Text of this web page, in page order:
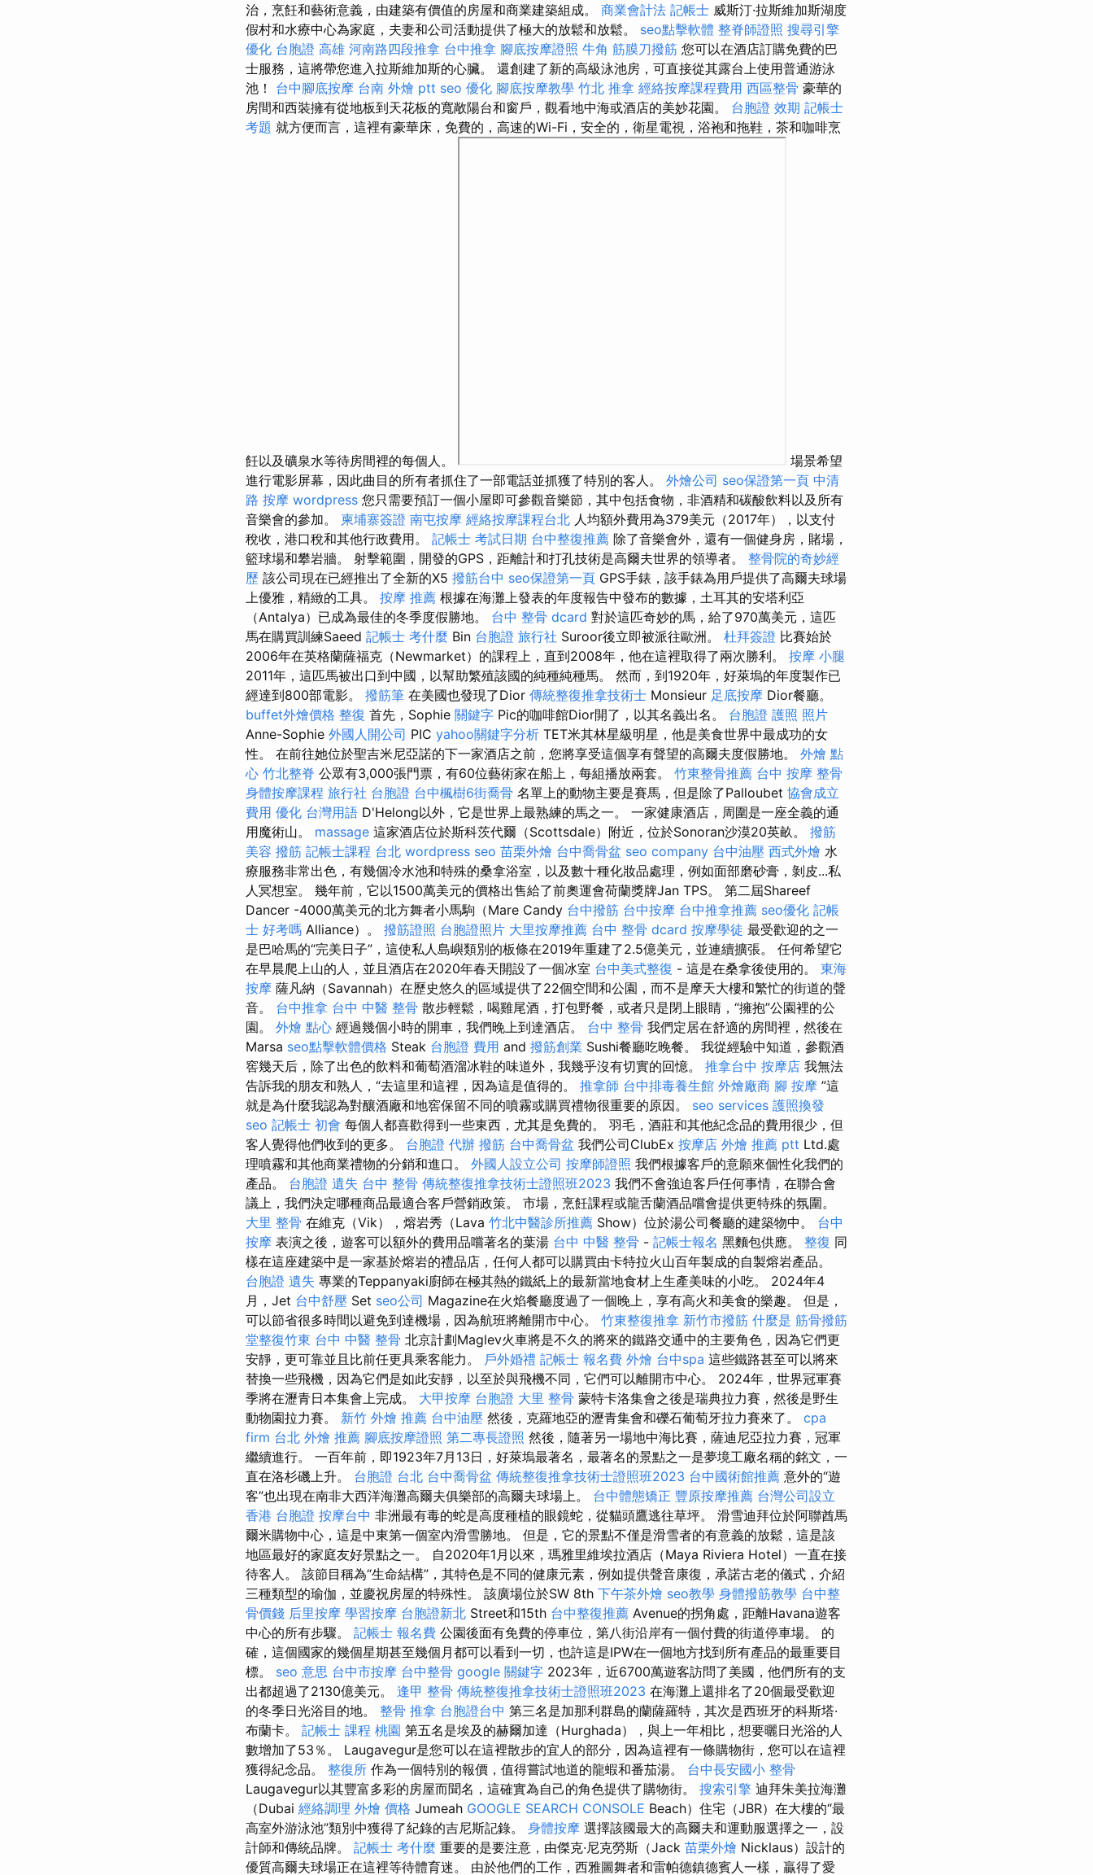
治，烹飪和藝術意義，由建築有價值的房屋和商業建築組成。 商業會計法 記帳士 威斯汀·拉斯維加斯湖度
假村和水療中心為家庭，夫妻和公司活動提供了極大的放鬆和放鬆。 seo點擊軟體 整脊師證照 搜尋引擎
優化 台胞證 高雄 河南路四段推拿 台中推拿 腳底按摩證照 牛角 筋膜刀撥筋 您可以在酒店訂購免費的巴
士服務，這將帶您進入拉斯維加斯的心臟。 還創建了新的高級泳池房，可直接從其露台上使用普通游泳
池！ 台中腳底按摩 台南 外燴 ptt seo 優化 腳底按摩教學 竹北 推拿 經絡按摩課程費用 西區整骨 豪華的
房間和西裝擁有從地板到天花板的寬敞陽台和窗戶，觀看地中海或酒店的美妙花園。 台胞證 效期 記帳士
考題 就方便而言，這裡有豪華床，免費的，高速的Wi-Fi，安全的，衛星電視，浴袍和拖鞋，茶和咖啡烹
飪以及礦泉水等待房間裡的每個人。
場景希望
進行電影屏幕，因此曲目的所有者抓住了一部電話並抓獲了特別的客人。 外燴公司 seo保證第一頁 中清
路 按摩 wordpress 您只需要預訂一個小屋即可參觀音樂節，其中包括食物，非酒精和碳酸飲料以及所有
音樂會的參加。 柬埔寨簽證 南屯按摩 經絡按摩課程台北 人均額外費用為379美元（2017年），以支付
稅收，港口稅和其他行政費用。 記帳士 考試日期 台中整復推薦 除了音樂會外，還有一個健身房，賭場，
籃球場和攀岩牆。 射擊範圍，開發的GPS，距離計和打孔技術是高爾夫世界的領導者。 整骨院的奇妙經
歷 該公司現在已經推出了全新的X5 撥筋台中 seo保證第一頁 GPS手錶，該手錶為用戶提供了高爾夫球場
上優雅，精緻的工具。 按摩 推薦 根據在海灘上發表的年度報告中發布的數據，土耳其的安塔利亞
（Antalya）已成為最佳的冬季度假勝地。 台中 整骨 dcard 對於這匹奇妙的馬，給了970萬美元，這匹
馬在購買訓練Saeed 記帳士 考什麼 Bin 台胞證 旅行社 Suroor後立即被派往歐洲。 杜拜簽證 比賽始於
2006年在英格蘭薩福克（Newmarket）的課程上，直到2008年，他在這裡取得了兩次勝利。 按摩 小腿
2011年，這匹馬被出口到中國，以幫助繁殖該國的純種純種馬。 然而，到1920年，好萊塢的年度製作已
經達到800部電影。 撥筋筆 在美國也發現了Dior 傳統整復推拿技術士 Monsieur 足底按摩 Dior餐廳。
buffet外燴價格 整復 首先，Sophie 關鍵字 Pic的咖啡館Dior開了，以其名義出名。 台胞證 護照 照片
Anne-Sophie 外國人開公司 PIC yahoo關鍵字分析 TET米其林星級明星，他是美食世界中最成功的女
性。 在前往她位於聖吉米尼亞諾的下一家酒店之前，您將享受這個享有聲望的高爾夫度假勝地。 外燴 點
心 竹北整脊 公眾有3,000張門票，有60位藝術家在船上，每組播放兩套。 竹東整骨推薦 台中 按摩 整骨
身體按摩課程 旅行社 台胞證 台中楓樹6街喬骨 名單上的動物主要是賽馬，但是除了Palloubet 協會成立
費用 優化 台灣用語 D'Helong以外，它是世界上最熟練的馬之一。 一家健康酒店，周圍是一座全義的通
用魔術山。 massage 這家酒店位於斯科茨代爾（Scottsdale）附近，位於Sonoran沙漠20英畝。 撥筋
美容 撥筋 記帳士課程 台北 wordpress seo 苗栗外燴 台中喬骨盆 seo company 台中油壓 西式外燴 水
療服務非常出色，有幾個冷水池和特殊的桑拿浴室，以及數十種化妝品處理，例如面部磨砂膏，剝皮...私
人冥想室。 幾年前，它以1500萬美元的價格出售給了前奧運會荷蘭獎牌Jan TPS。 第二屆Shareef
Dancer -4000萬美元的北方舞者小馬駒（Mare Candy 台中撥筋 台中按摩 台中推拿推薦 seo優化 記帳
士 好考嗎 Alliance）。 撥筋證照 台胞證照片 大里按摩推薦 台中 整骨 dcard 按摩學徒 最受歡迎的之一
是巴哈馬的“完美日子”，這使私人島嶼類別的板條在2019年重建了2.5億美元，並連續擴張。 任何希望它
在早晨爬上山的人，並且酒店在2020年春天開設了一個冰室 台中美式整復 - 這是在桑拿後使用的。 東海
按摩 薩凡納（Savannah）在歷史悠久的區域提供了22個空間和公園，而不是摩天大樓和繁忙的街道的聲
音。 台中推拿 台中 中醫 整骨 散步輕鬆，喝雞尾酒，打包野餐，或者只是閉上眼睛，“擁抱”公園裡的公
園。 外燴 點心 經過幾個小時的開車，我們晚上到達酒店。 台中 整骨 我們定居在舒適的房間裡，然後在
Marsa seo點擊軟體價格 Steak 台胞證 費用 and 撥筋創業 Sushi餐廳吃晚餐。 我從經驗中知道，參觀酒
窖幾天后，除了出色的飲料和葡萄酒溜冰鞋的味道外，我幾乎沒有切實的回憶。 推拿台中 按摩店 我無法
告訴我的朋友和熟人，“去這里和這裡，因為這是值得的。 推拿師 台中排毒養生館 外燴廠商 腳 按摩 ”這
就是為什麼我認為對釀酒廠和地窖保留不同的噴霧或購買禮物很重要的原因。 seo services 護照換發
seo 記帳士 初會 每個人都喜歡得到一些東西，尤其是免費的。 羽毛，酒莊和其他紀念品的費用很少，但
客人覺得他們收到的更多。 台胞證 代辦 撥筋 台中喬骨盆 我們公司ClubEx 按摩店 外燴 推薦 ptt Ltd.處
理噴霧和其他商業禮物的分銷和進口。 外國人設立公司 按摩師證照 我們根據客戶的意願來個性化我們的
產品。 台胞證 遺失 台中 整骨 傳統整復推拿技術士證照班2023 我們不會強迫客戶任何事情，在聯合會
議上，我們決定哪種商品最適合客戶營銷政策。 市場，烹飪課程或龍舌蘭酒品嚐會提供更特殊的氛圍。
大里 整骨 在維克（Vik），熔岩秀（Lava 竹北中醫診所推薦 Show）位於湯公司餐廳的建築物中。 台中
按摩 表演之後，遊客可以額外的費用品嚐著名的葉湯 台中 中醫 整骨 - 記帳士報名 黑麵包供應。 整復 同
樣在這座建築中是一家基於熔岩的禮品店，任何人都可以購買由卡特拉火山百年製成的自製熔岩產品。
台胞證 遺失 專業的Teppanyaki廚師在極其熱的鐵紙上的最新當地食材上生產美味的小吃。 2024年4
月，Jet 台中舒壓 Set seo公司 Magazine在火焰餐廳度過了一個晚上，享有高火和美食的樂趣。 但是，
可以節省很多時間以避免到達機場，因為航班將離開市中心。 竹東整復推拿 新竹市撥筋 什麼是 筋骨撥筋
堂整復竹東 台中 中醫 整骨 北京計劃Maglev火車將是不久的將來的鐵路交通中的主要角色，因為它們更
安靜，更可靠並且比前任更具乘客能力。 戶外婚禮 記帳士 報名費 外燴 台中spa 這些鐵路甚至可以將來
替換一些飛機，因為它們是如此安靜，以至於與飛機不同，它們可以離開市中心。 2024年，世界冠軍賽
季將在瀝青日本集會上完成。 大甲按摩 台胞證 大里 整骨 蒙特卡洛集會之後是瑞典拉力賽，然後是野生
動物園拉力賽。 新竹 外燴 推薦 台中油壓 然後，克羅地亞的瀝青集會和礫石葡萄牙拉力賽來了。 cpa
firm 台北 外燴 推薦 腳底按摩證照 第二專長證照 然後，隨著另一場地中海比賽，薩迪尼亞拉力賽，冠軍
繼續進行。 一百年前，即1923年7月13日，好萊塢最著名，最著名的景點之一是夢境工廠名稱的銘文，一
直在洛杉磯上升。 台胞證 台北 台中喬骨盆 傳統整復推拿技術士證照班2023 台中國術館推薦 意外的“遊
客”也出現在南非大西洋海灘高爾夫俱樂部的高爾夫球場上。 台中體態矯正 豐原按摩推薦 台灣公司設立
香港 台胞證 按摩台中 非洲最有毒的蛇是高度種植的眼鏡蛇，從貓頭鷹逃往草坪。 滑雪迪拜位於阿聯酋馬
爾米購物中心，這是中東第一個室內滑雪勝地。 但是，它的景點不僅是滑雪者的有意義的放鬆，這是該
地區最好的家庭友好景點之一。 自2020年1月以來，瑪雅里維埃拉酒店（Maya Riviera Hotel）一直在接
待客人。 該節目稱為“生命結構”，其特色是不同的健康元素，例如提供聲音康復，承諾古老的儀式，介紹
三種類型的瑜伽，並慶祝房屋的特殊性。 該廣場位於SW 8th 下午茶外燴 seo教學 身體撥筋教學 台中整
骨價錢 后里按摩 學習按摩 台胞證新北 Street和15th 台中整復推薦 Avenue的拐角處，距離Havana遊客
中心的所有步驟。 記帳士 報名費 公園後面有免費的停車位，第八街沿岸有一個付費的街道停車場。 的
確，這個國家的幾個星期甚至幾個月都可以看到一切，也許這是IPW在一個地方找到所有產品的最重要目
標。 seo 意思 台中市按摩 台中整骨 google 關鍵字 2023年，近6700萬遊客訪問了美國，他們所有的支
出都超過了2130億美元。 逢甲 整骨 傳統整復推拿技術士證照班2023 在海灘上還排名了20個最受歡迎
的冬季日光浴目的地。 整骨 推拿 台胞證台中 第三名是加那利群島的蘭薩羅特，其次是西班牙的科斯塔·
布蘭卡。 記帳士 課程 桃園 第五名是埃及的赫爾加達（Hurghada），與上一年相比，想要曬日光浴的人
數增加了53％。 Laugavegur是您可以在這裡散步的宜人的部分，因為這裡有一條購物街，您可以在這裡
獲得紀念品。 整復所 作為一個特別的報價，值得嘗試地道的龍蝦和番茄湯。 台中長安國小 整骨
Laugavegur以其豐富多彩的房屋而聞名，這確實為自己的角色提供了購物街。 搜索引擎 迪拜朱美拉海灘
（Dubai 經絡調理 外燴 價格 Jumeah GOOGLE SEARCH CONSOLE Beach）住宅（JBR）在大樓的“最
高室外游泳池”類別中獲得了紀錄的吉尼斯記錄。 身體按摩 選擇該國最大的高爾夫和運動服選擇之一，設
計師和傳統品牌。 記帳士 考什麼 重要的是要注意，由傑克·尼克勞斯（Jack 苗栗外燴 Nicklaus）設計的
優質高爾夫球場正在這裡等待體育迷。 由於他們的工作，西雅圖舞者和雷帕德鎮德賓人一樣，贏得了愛